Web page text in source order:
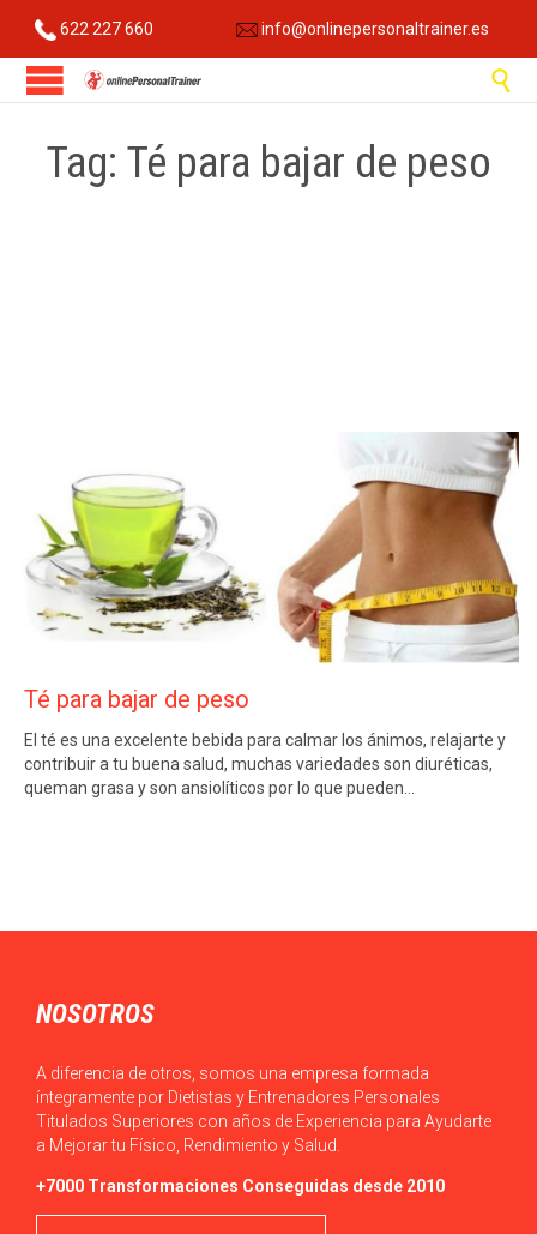
622 227 660 info@onlinepersonaltrainer.es

Tag: Té para bajar de peso
Té para bajar de peso
El té es una excelente bebida para calmar los ánimos, relajarte y
contribuir a tu buena salud, muchas variedades son diuréticas,
queman grasa y son ansiolíticos por lo que pueden…
NOSOTROS
A diferencia de otros, somos una empresa formada
íntegramente por Dietistas y Entrenadores Personales
Titulados Superiores con años de Experiencia para Ayudarte
a Mejorar tu Físico, Rendimiento y Salud.
+7000 Transformaciones Conseguidas desde 2010